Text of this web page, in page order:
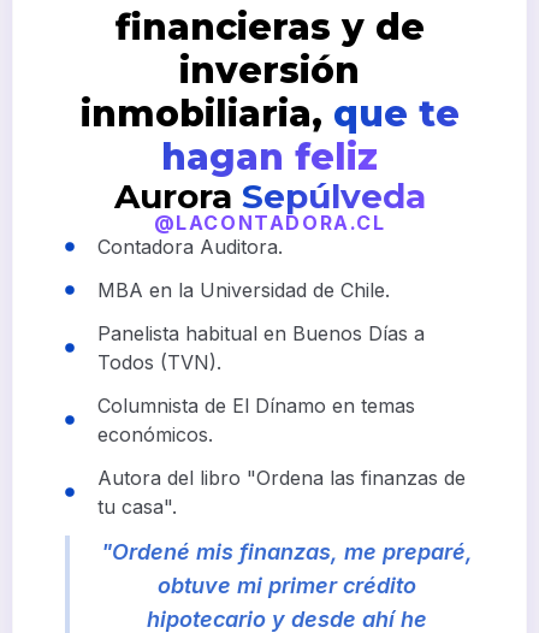
financieras y de
inversión
inmobiliaria, que te
hagan feliz
Aurora Sepúlveda
@LACONTADORA.CL
Contadora Auditora.
MBA en la Universidad de Chile.
Panelista habitual en Buenos Días a
Todos (TVN).
Columnista de El Dínamo en temas
económicos.
Autora del libro "Ordena las finanzas de
tu casa".
"Ordené mis finanzas, me preparé,
obtuve mi primer crédito
hipotecario y desde ahí he